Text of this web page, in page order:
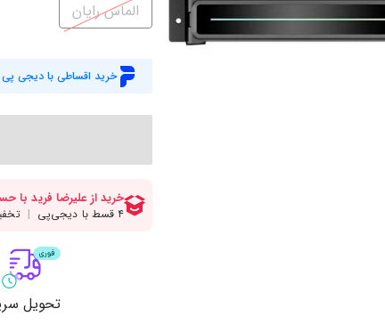
اکسسوری
کول پد
کابل‌ها
رم
الماس رایان
خرید اقساطی با دیجی پی
تحویل